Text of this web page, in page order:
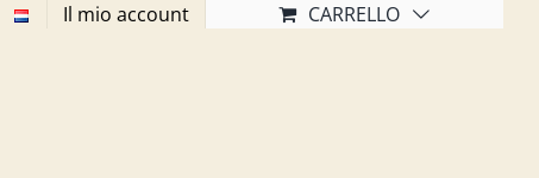
Il mio account CARRELLO